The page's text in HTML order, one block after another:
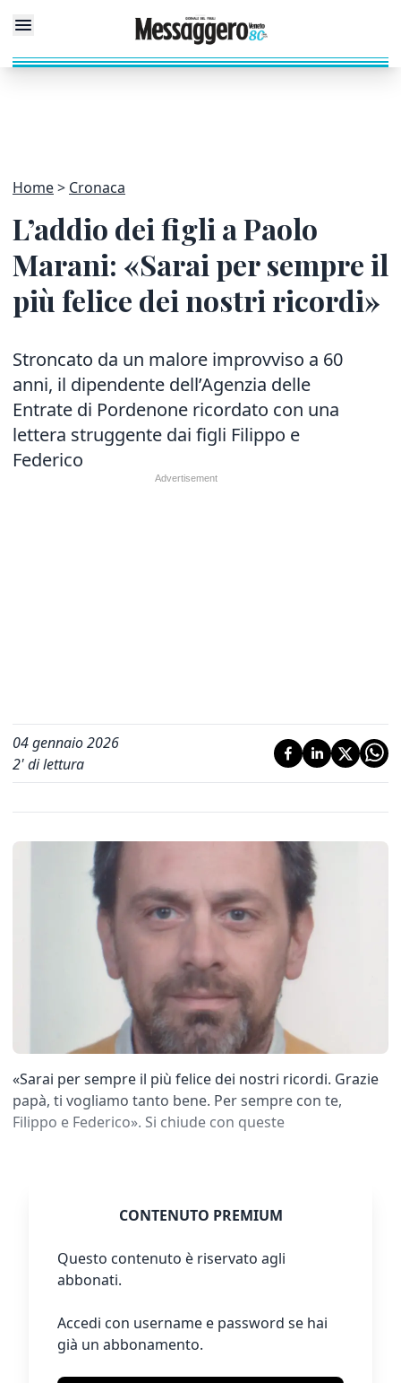
Home Cronaca
L’addio dei figli a Paolo
Marani: «Sarai per sempre il
più felice dei nostri ricordi»
Stroncato da un malore improvviso a 60
anni, il dipendente dell’Agenzia delle
Entrate di Pordenone ricordato con una
lettera struggente dai figli Filippo e
Federico
04 gennaio 2026
2' di lettura
«Sarai per sempre il più felice dei nostri ricordi. Grazie
papà, ti vogliamo tanto bene. Per sempre con te,
Filippo e Federico». Si chiude con queste
CONTENUTO PREMIUM
Questo contenuto è riservato agli
abbonati.
Accedi con username e password se hai
già un abbonamento.